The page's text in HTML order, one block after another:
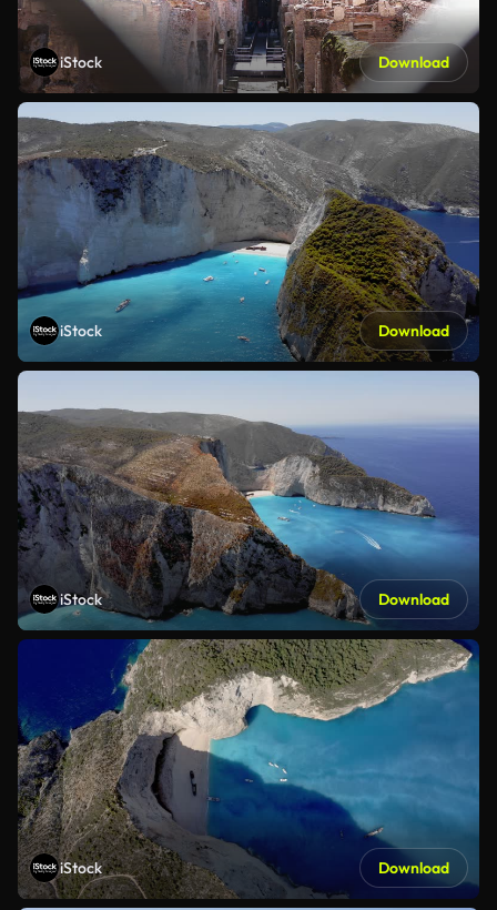
iStock Download
iStock Download
iStock Download
iStock Download